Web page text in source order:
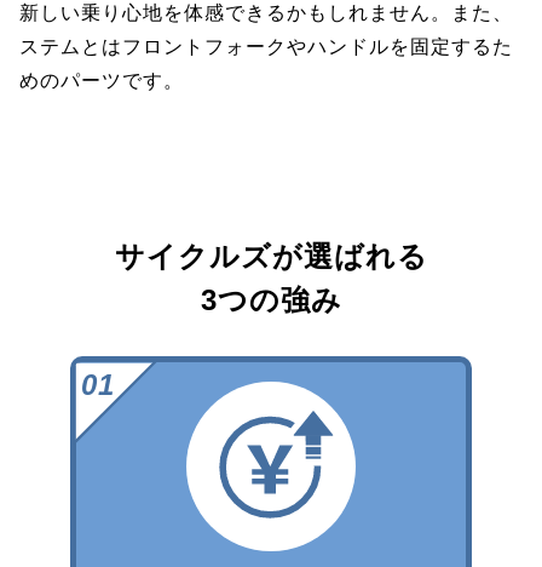
新しい乗り心地を体感できるかもしれません。また、
ステムとはフロントフォークやハンドルを固定するた
めのパーツです。
サイクルズが選ばれる
3つの強み